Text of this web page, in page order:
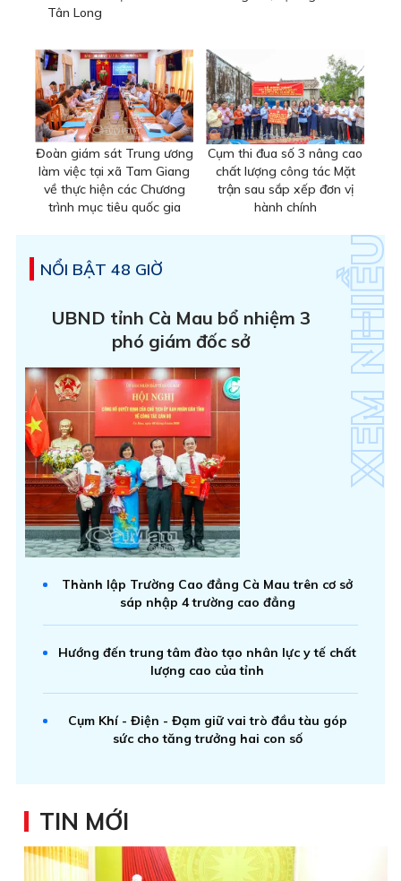
Tân Long
Đoàn giám sát Trung ương
làm việc tại xã Tam Giang
về thực hiện các Chương
trình mục tiêu quốc gia
Cụm thi đua số 3 nâng cao
chất lượng công tác Mặt
trận sau sắp xếp đơn vị
hành chính
NỔI BẬT 48 GIỜ
UBND tỉnh Cà Mau bổ nhiệm 3
phó giám đốc sở
Thành lập Trường Cao đẳng Cà Mau trên cơ sở
sáp nhập 4 trường cao đẳng
Hướng đến trung tâm đào tạo nhân lực y tế chất
lượng cao của tỉnh
Cụm Khí - Điện - Đạm giữ vai trò đầu tàu góp
sức cho tăng trưởng hai con số
TIN MỚI